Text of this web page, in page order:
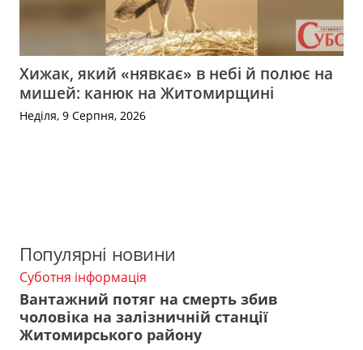
Хижак, який «нявкає» в небі й полює на
мишей: канюк на Житомирщині
Неділя, 9 Серпня, 2026
Популярні новини
Суботня інформація
Вантажний потяг на смерть збив
чоловіка на залізничній станції
Житомирського району